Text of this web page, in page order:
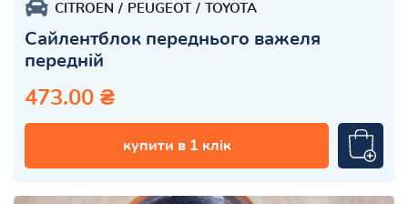
CITROEN PEUGEOT TOYOTA
Сайлентблок переднього важеля
передній
473.00 ₴
купити в 1 клік